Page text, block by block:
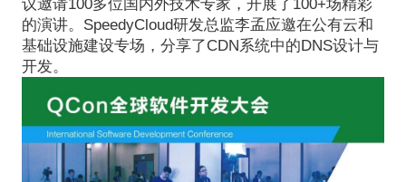
议邀请100多位国内外技术专家，开展了100+场精彩
的演讲。SpeedyCloud研发总监李孟应邀在公有云和
基础设施建设专场，分享了CDN系统中的DNS设计与
开发。